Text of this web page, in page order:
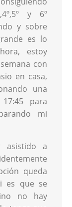
y 6º
y sobre
es lo
estoy
con
en casa,
una
para
mi
asistido a
queda
es que se
no hay